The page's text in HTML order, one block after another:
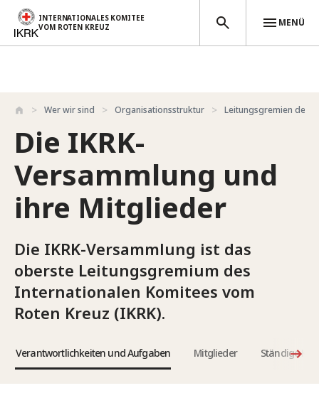
Direkt zum Inhalt
INTERNATIONALES KOMITEE
VOM ROTEN KREUZ
MENÜ
Wer wir sind Organisationsstruktur Leitungsgremien des
Die IKRK-
Versammlung und
ihre Mitglieder
Die IKRK-Versammlung ist das
oberste Leitungsgremium des
Internationalen Komitees vom
Roten Kreuz (IKRK).
Verantwortlichkeiten und Aufgaben Mitglieder Ständige